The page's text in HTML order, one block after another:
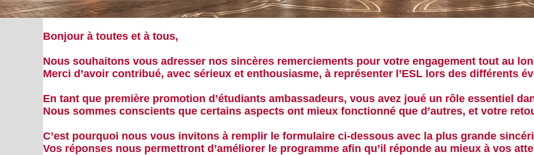
Bonjour à toutes et à tous,
Nous souhaitons vous adresser nos sincères remerciements pour votre engagement tout au
Merci d’avoir contribué, avec sérieux et enthousiasme, à représenter l’ESL lors des différents
En tant que première promotion d’étudiants ambassadeurs, vous avez joué un rôle essentiel
Nous sommes conscients que certains aspects ont mieux fonctionné que d’autres, et votre
C’est pourquoi nous vous invitons à remplir le formulaire ci-dessous avec la plus grande
Vos réponses nous permettront d’améliorer le programme afin qu’il réponde au mieux à vos